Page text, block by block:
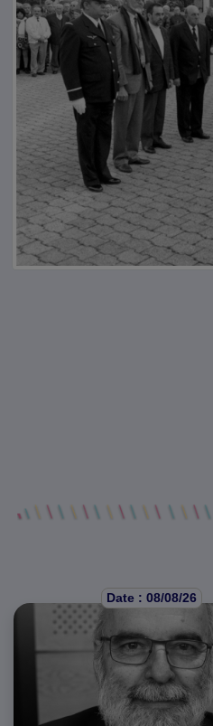
Date : 08/08/26